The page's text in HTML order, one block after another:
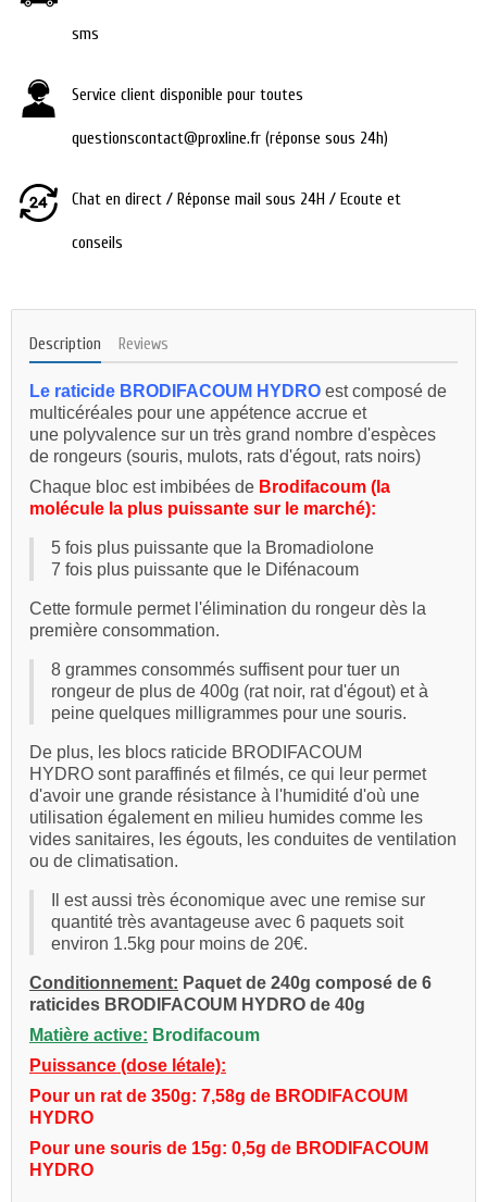
sms
Service client disponible pour toutes
questionscontact@proxline.fr (réponse sous 24h)
Chat en direct / Réponse mail sous 24H / Ecoute et
conseils
Description Reviews
Le raticide BRODIFACOUM HYDRO est composé de
multicéréales pour une appétence accrue et
une polyvalence sur un très grand nombre d'espèces
de rongeurs (souris, mulots, rats d'égout, rats noirs)
Chaque bloc est imbibées de Brodifacoum (la
molécule la plus puissante sur le marché):
5 fois plus puissante que la Bromadiolone
7 fois plus puissante que le Difénacoum
Cette formule permet l'élimination du rongeur dès la
première consommation.
8 grammes consommés suffisent pour tuer un
rongeur de plus de 400g (rat noir, rat d'égout) et à
peine quelques milligrammes pour une souris.
De plus, les blocs raticide BRODIFACOUM
HYDRO sont paraffinés et filmés, ce qui leur permet
d'avoir une grande résistance à l'humidité d'où une
utilisation également en milieu humides comme les
vides sanitaires, les égouts, les conduites de ventilation
ou de climatisation.
Il est aussi très économique avec une remise sur
quantité très avantageuse avec 6 paquets soit
environ 1.5kg pour moins de 20€.
Conditionnement: Paquet de 240g composé de 6
raticides BRODIFACOUM HYDRO de 40g
Matière active: Brodifacoum
Puissance (dose létale):
Pour un rat de 350g: 7,58g de BRODIFACOUM
HYDRO
Pour une souris de 15g: 0,5g de BRODIFACOUM
HYDRO